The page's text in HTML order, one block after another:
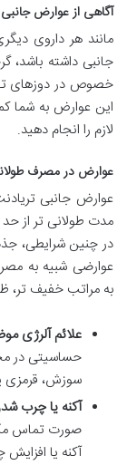
آگاهی از عوارض
مانند هر داروی
جانبی داشته
خصوص در دوزهای
این عوارض به شما
لازم را انجام دهید.
عوارض در مصرف
عوارض جانبی
مدت طولانی تر از حد
در چنین شرایطی،
عوارضی شبیه به
به مراتب خفیف تر،
علائم آلرژی
حساسیتی در
سوزش، قرمزی
آکنه یا چرب
صورت تماس
آکنه یا